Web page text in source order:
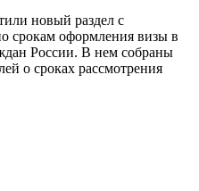
новый раздел с
срокам оформления визы в
России. В нем собраны
о сроках рассмотрения